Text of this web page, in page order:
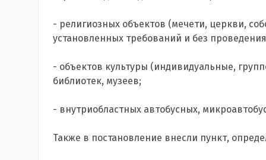
- религиозных объектов (мечети, церкви,
установленных требований и без
- объектов культуры (индивидуальные,
библиотек, музеев;
- внутриобластных автобусных,
Также в постановление внесли пункт,